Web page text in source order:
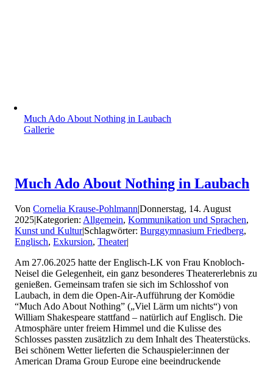
Much Ado About Nothing in Laubach
Gallerie
Much Ado About Nothing in Laubach
VonCornelia Krause-Pohlmann|Donnerstag, 14. August
2025|Kategorien:Allgemein,Kommunikation und Sprachen,
Kunst und Kultur|Schlagwörter:Burggymnasium Friedberg,
Englisch,Exkursion,Theater|
Am 27.06.2025 hatte der Englisch-LK von Frau Knobloch-
Neisel die Gelegenheit, ein ganz besonderes Theatererlebnis zu
genießen. Gemeinsam trafen sie sich im Schlosshof von
Laubach, in dem die Open-Air-Aufführung der Komödie
“Much Ado About Nothing” („Viel Lärm um nichts“) von
William Shakespeare stattfand – natürlich auf Englisch. Die
Atmosphäre unter freiem Himmel und die Kulisse des
Schlosses passten zusätzlich zu dem Inhalt des Theaterstücks.
Bei schönem Wetter lieferten die Schauspieler:innen der
American Drama Group Europe eine beeindruckende